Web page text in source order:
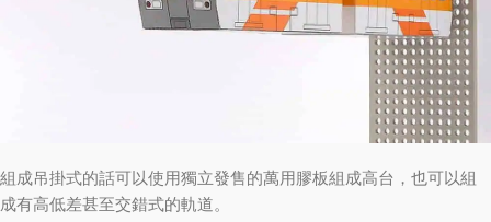
組成吊掛式的話可以使用獨立發售的萬用膠板組成高台，也可以組
成有高低差甚至交錯式的軌道。